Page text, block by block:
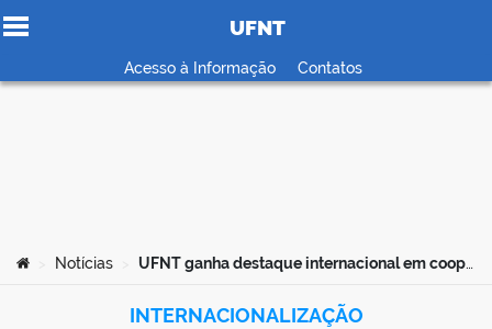
Ir para o conteúdo
UFNT
Acesso à Informação Contatos
Você está aqui:
Notícias UFNT ganha destaque internacional em cooperação científica com a Rússia para criação de Estação de Pesquisa na Amazônia Legal
INTERNACIONALIZAÇÃO